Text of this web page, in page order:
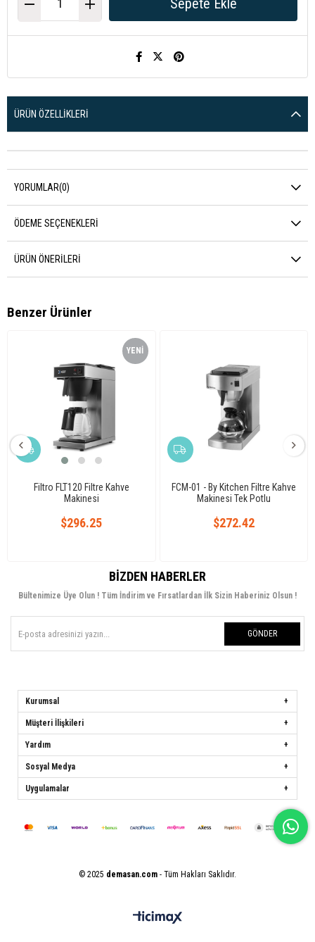
ÜRÜN ÖZELLIKLERI
YORUMLAR(0)
ÖDEME SEÇENEKLERI
ÜRÜN ÖNERILERI
Benzer Ürünler
Filtro FLT120 Filtre Kahve
Makinesi
$296.25
YENI
FCM-01 - By Kitchen Filtre Kahve
Makinesi Tek Potlu
$272.42
BIZDEN HABERLER
Bültenimize Üye Olun ! Tüm İndirim ve Fırsatlardan İlk Sizin Haberiniz Olsun !
GÖNDER
Kurumsal
Müşteri İlişkileri
Yardım
Sosyal Medya
Uygulamalar
© 2025 demasan.com - Tüm Hakları Saklıdır.